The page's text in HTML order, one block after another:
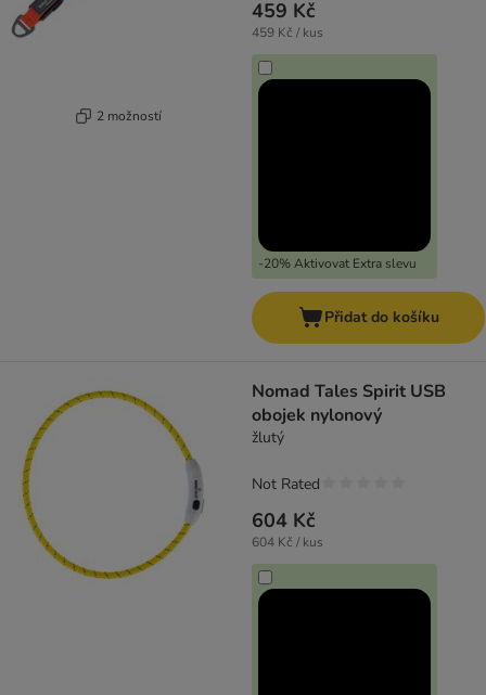
2 možností
459 Kč
459 Kč / kus
-20% Aktivovat Extra slevu
Přidat do košíku
Nomad Tales Spirit USB
obojek nylonový
žlutý
604 Kč
604 Kč / kus
Not Rated